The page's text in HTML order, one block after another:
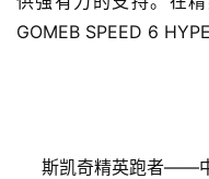
GOMEB SPEED 6
斯凯奇精英跑者——